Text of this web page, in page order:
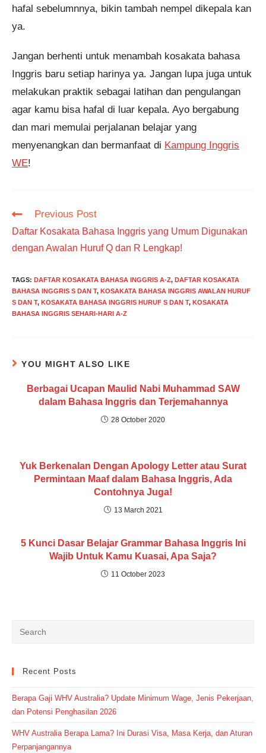
hafal sebelumnnya, bikin tambah nempel dikepala kan
ya.
Jangan berhenti untuk menambah kosakata bahasa
Inggris baru setiap harinya ya. Jangan lupa juga untuk
melakukan praktik sebagai latihan dan pengulangan
agar kamu bisa hafal di luar kepala. Ayo bergabung
dan mari memulai perjalanan belajar yang
menyenangkan dan bermanfaat di Kampung Inggris
WE!
Read
articles
Previous Post
Daftar Kosakata Bahasa Inggris yang Umum Digunakan
dengan Awalan Huruf Q dan R Lengkap!
TAGS: DAFTAR KOSAKATA BAHASA INGGRIS A-Z, DAFTAR KOSAKATA
BAHASA INGGRIS S DAN T, KOSAKATA BAHASA INGGRIS AWALAN HURUF
S DAN T, KOSAKATA BAHASA INGGRIS HURUF S DAN T, KOSAKATA
BAHASA INGGRIS SEHARI-HARI A-Z
YOU MIGHT ALSO LIKE
Berbagai Ucapan Maulid Nabi Muhammad SAW
dalam Bahasa Inggris dan Terjemahannya
28 October 2020
Yuk Berkenalan Dengan Apology Letter atau Surat
Permintaan Maaf dalam Bahasa Inggris, Ada
Contohnya Juga!
13 March 2021
5 Kunci Dasar Belajar Grammar Bahasa Inggris Ini
Wajib Untuk Kamu Kuasai, Apa Saja?
11 October 2023
Recent Posts
Berapa Gaji WHV Australia? Update Minimum Wage, Jenis Pekerjaan,
dan Potensi Penghasilan 2026
WHV Australia Berapa Lama? Ini Durasi Visa, Masa Kerja, dan Aturan
Perpanjangannya